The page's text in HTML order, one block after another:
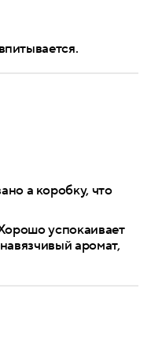
а коробку, что
успокаивает
аромат,